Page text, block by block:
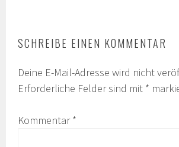
SCHREIBE EINEN KOMMENTAR
Deine E-Mail-Adresse wird nicht
Erforderliche Felder sind mit *
Kommentar*